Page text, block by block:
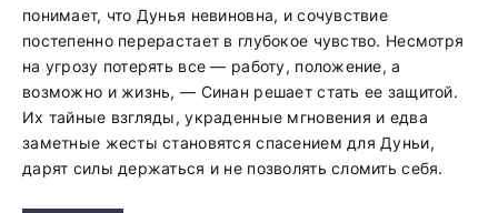
понимает, что Дунья невиновна, и сочувствие
постепенно перерастает в глубокое чувство. Несмотря
на угрозу потерять все — работу, положение, а
возможно и жизнь, — Синан решает стать ее защитой.
Их тайные взгляды, украденные мгновения и едва
заметные жесты становятся спасением для Дуньи,
дарят силы держаться и не позволять сломить себя.